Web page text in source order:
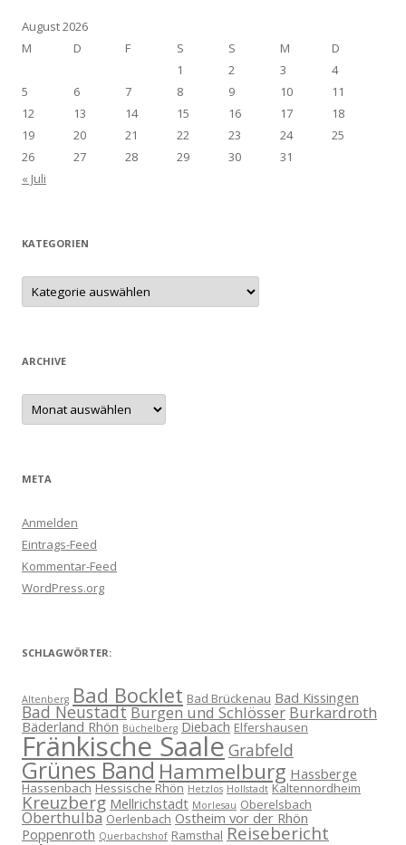
August 2026
M
D F S S M
D
1
2 3
4
5
6 7 8 9 10
11
12
13 14 15 16 17
18
19
20 21 22 23 24
25
26
27 28 29 30
31
« Juli
KATEGORIEN
Kategorien
ARCHIVE
Archive
META
Anmelden
Eintrags-Feed
Kommentar-Feed
WordPress.org
SCHLAGWÖRTER:
Altenberg Bad Bocklet Bad Brückenau Bad Kissingen
Bad NeustadtBurgen und Schlösser Burkardroth
Bäderland Rhön Büchelberg Diebach Elfershausen
Fränkische Saale Grabfeld
Grünes BandHammelburg Hassberge
Hassenbach Hessische Rhön Hetzlos Hollstadt Kaltennordheim
Kreuzberg Mellrichstadt Morlesau Oberelsbach
Oberthulba Oerlenbach Ostheim vor der Rhön
Poppenroth Querbachshof Ramsthal Reisebericht